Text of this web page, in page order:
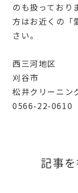
のも扱っており
方はお近くの「
さい。
西三河地区
刈谷市
松井クリーニン
0566-22-0610
記事